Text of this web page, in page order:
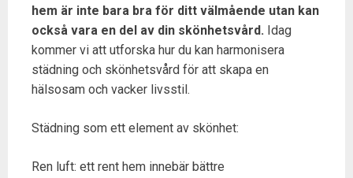
hem är inte bara bra för ditt välmående utan kan
också vara en del av din skönhetsvård. Idag
kommer vi att utforska hur du kan harmonisera
städning och skönhetsvård för att skapa en
hälsosam och vacker livsstil.
Städning som ett element av skönhet:
Ren luft: ett rent hem innebär bättre